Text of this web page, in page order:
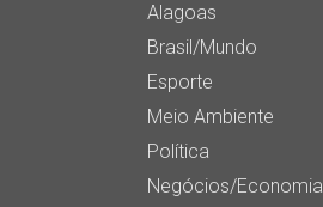
Alagoas
Brasil/Mundo
Esporte
Meio Ambiente
Política
Negócios/Economia